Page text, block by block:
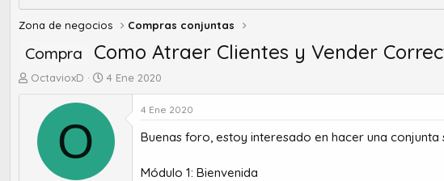
Zona de negocios Compras conjuntas
Compra Como Atraer Clientes y Vender
A
OctavioxD
F
h
d
e
4 Ene 2020
O
4 Ene 2020
Buenas foro, estoy interesado en hacer una
Módulo 1: Bienvenida​